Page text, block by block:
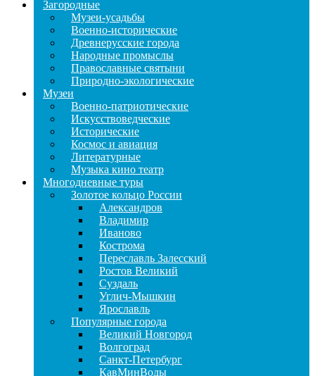
Загородные
Музеи-усадьбы
Военно-исторические
Древнерусские города
Народные промыслы
Православные святыни
Природно-экологические
Музеи
Военно-патриотические
Искусствоведческие
Исторические
Космос и авиация
Литературные
Музыка кино театр
Многодневные туры
Золотое кольцо России
Александров
Владимир
Иваново
Кострома
Переславль Залесский
Ростов Великий
Суздаль
Углич-Мышкин
Ярославль
Популярные города
Великий Новгород
Волгоград
Санкт-Петербург
КавМинВоды